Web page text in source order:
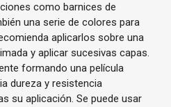
como barnices de
una serie de colores para
aplicarlos sobre una
y aplicar sucesivas capas.
formando una película
dureza y resistencia
su aplicación. Se puede usar